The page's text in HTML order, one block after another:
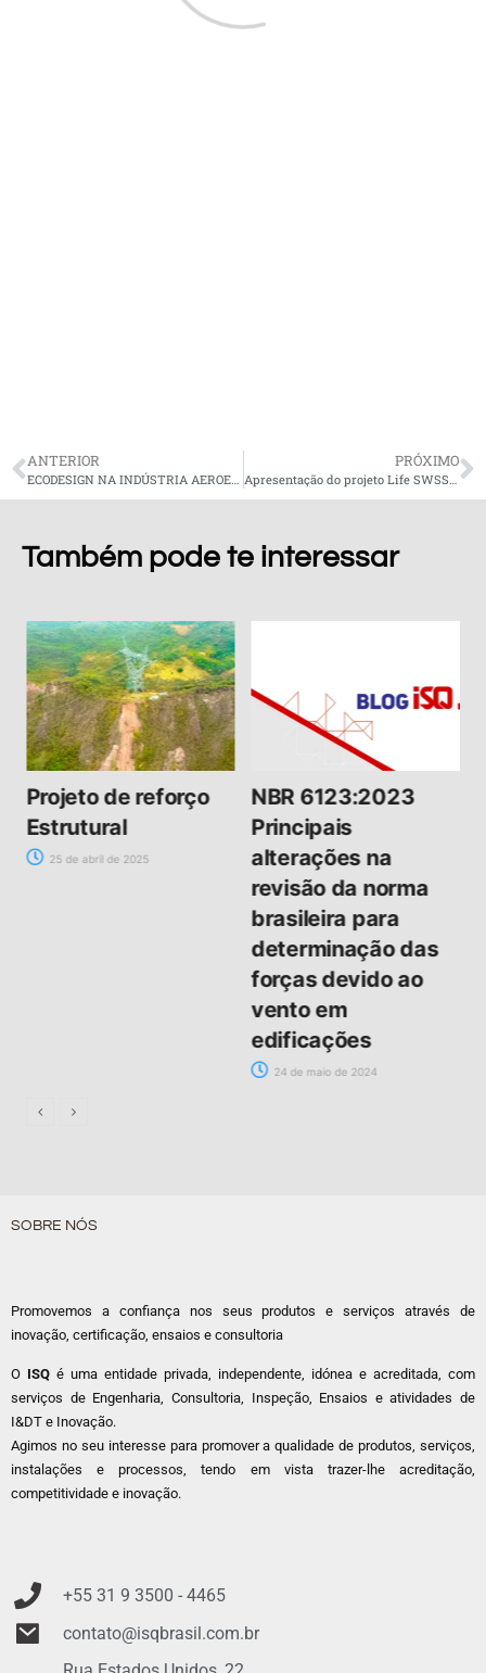
ANTERIOR
ECODESIGN NA INDÚSTRIA AEROESPACIAL
PRÓXIMO
Apresentação do projeto Life SWSS – Smart Watter Supply System
Também pode te interessar
Projeto de reforço
Estrutural
25 de abril de 2025
NBR 6123:2023
Principais
alterações na
revisão da norma
brasileira para
determinação das
forças devido ao
vento em
edificações
24 de maio de 2024
SOBRE NÓS
Promovemos a confiança nos seus produtos e serviços através de
inovação, certificação, ensaios e consultoria
O ISQ é uma entidade privada, independente, idónea e acreditada, com
serviços de Engenharia, Consultoria, Inspeção, Ensaios e atividades de
I&DT e Inovação.
Agimos no seu interesse para promover a qualidade de produtos, serviços,
instalações e processos, tendo em vista trazer-lhe acreditação,
competitividade e inovação.
+55 31 93500 - 4465
contato@isqbrasil.com.br